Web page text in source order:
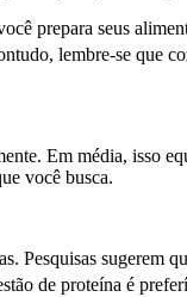
prepara seus
lembre-se que
Em média, isso
você busca.
Pesquisas
de proteína é